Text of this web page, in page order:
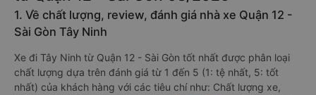
1. Về chất lượng, review, đánh giá nhà xe Quận 12 -
Sài Gòn Tây Ninh
Xe đi Tây Ninh từ Quận 12 - Sài Gòn tốt nhất được phân loại
chất lượng dựa trên đánh giá từ 1 đến 5 (1: tệ nhất, 5: tốt
nhất) của khách hàng với các tiêu chí như: Chất lượng xe,